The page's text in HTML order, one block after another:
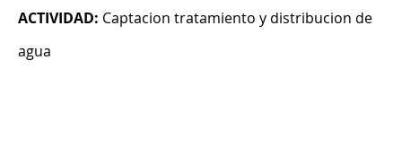
ACTIVIDAD: Captacion tratamiento y distribucion de
agua